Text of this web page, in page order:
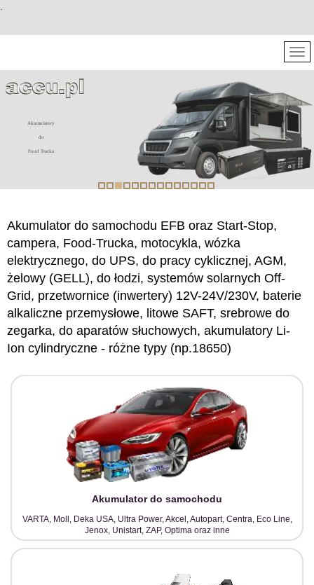
Akumulatory
do
Food Tracka
Akumulator do samochodu EFB oraz Start-Stop,
campera, Food-Trucka, motocykla, wózka
elektrycznego, do UPS, do pracy cyklicznej, AGM,
żelowy (GELL), do łodzi, systemów solarnych Off-
Grid, przetwornice (inwertery) 12V-24V/230V, baterie
alkaliczne przemysłowe, litowe SAFT, srebrowe do
zegarka, do aparatów słuchowych, akumulatory Li-
Ion cylindryczne - różne typy (np.18650)
Akumulator do samochodu
VARTA, Moll, Deka USA, Ultra Power, Akcel, Autopart, Centra, Eco Line,
Jenox, Unistart, ZAP, Optima oraz inne